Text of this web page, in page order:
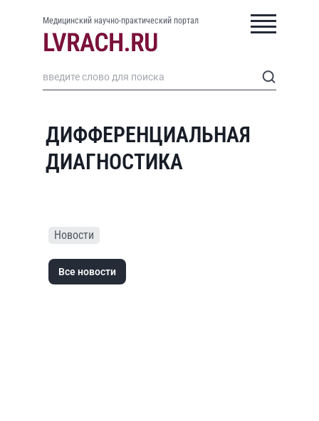
Медицинский научно-практический портал
ДИФФЕРЕНЦИАЛЬНАЯ
ДИАГНОСТИКА
Новости
Все новости